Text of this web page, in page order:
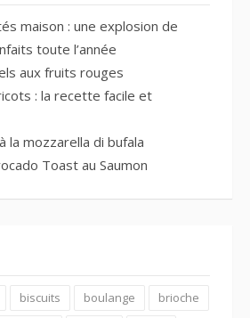
maison : une explosion de
toute l’année
aux fruits rouges
: la recette facile et
la mozzarella di bufala
Toast au Saumon
biscuits boulange
brioche